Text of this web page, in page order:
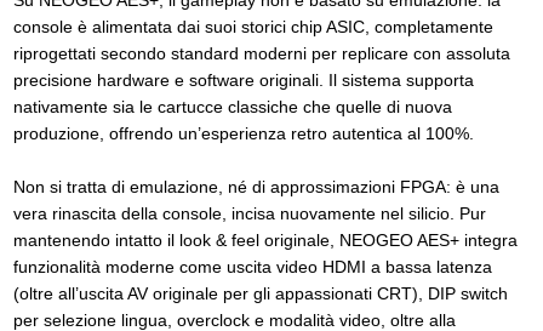
console è alimentata dai suoi storici chip ASIC, completamente
riprogettati secondo standard moderni per replicare con assoluta
precisione hardware e software originali. Il sistema supporta
nativamente sia le cartucce classiche che quelle di nuova
produzione, offrendo un’esperienza retro autentica al 100%.
Non si tratta di emulazione, né di approssimazioni FPGA: è una
vera rinascita della console, incisa nuovamente nel silicio. Pur
mantenendo intatto il look & feel originale, NEOGEO AES+ integra
funzionalità moderne come uscita video HDMI a bassa latenza
(oltre all’uscita AV originale per gli appassionati CRT), DIP switch
per selezione lingua, overclock e modalità video, oltre alla